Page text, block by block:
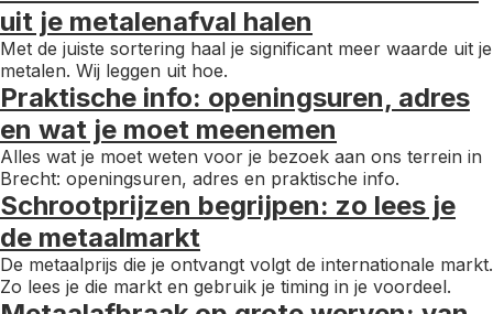
uit je metalenafval halen
Met de juiste sortering haal je significant meer waarde uit je
metalen. Wij leggen uit hoe.
Praktische info: openingsuren, adres
en wat je moet meenemen
Alles wat je moet weten voor je bezoek aan ons terrein in
Brecht: openingsuren, adres en praktische info.
Schrootprijzen begrijpen: zo lees je
de metaalmarkt
De metaalprijs die je ontvangt volgt de internationale markt.
Zo lees je die markt en gebruik je timing in je voordeel.